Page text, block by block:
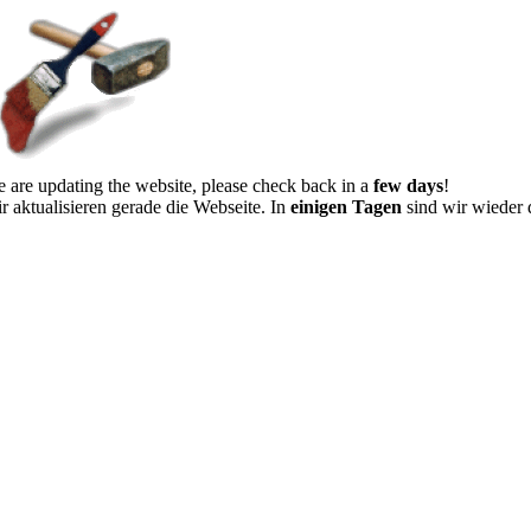
are updating the website, please check back in a few days!
aktualisieren gerade die Webseite. In einigen Tagen sind wir wieder